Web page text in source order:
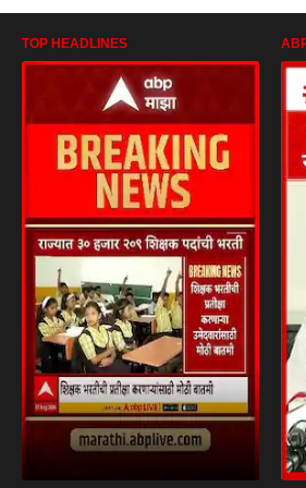
TOP HEADLINES